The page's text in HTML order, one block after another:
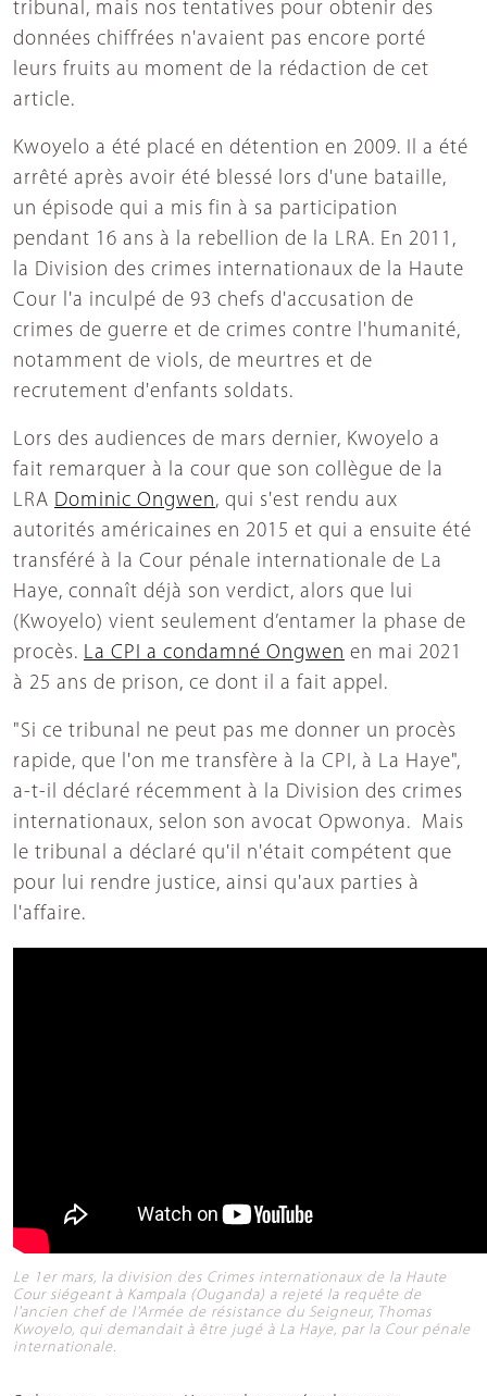
tribunal, mais nos tentatives pour obtenir des
données chiffrées n'avaient pas encore porté
leurs fruits au moment de la rédaction de cet
article.
Kwoyelo a été placé en détention en 2009. Il a été
arrêté après avoir été blessé lors d'une bataille,
un épisode qui a mis fin à sa participation
pendant 16 ans à la rebellion de la LRA. En 2011,
la Division des crimes internationaux de la Haute
Cour l'a inculpé de 93 chefs d'accusation de
crimes de guerre et de crimes contre l'humanité,
notamment de viols, de meurtres et de
recrutement d'enfants soldats.
Lors des audiences de mars dernier, Kwoyelo a
fait remarquer à la cour que son collègue de la
LRA Dominic Ongwen, qui s'est rendu aux
autorités américaines en 2015 et qui a ensuite été
transféré à la Cour pénale internationale de La
Haye, connaît déjà son verdict, alors que lui
(Kwoyelo) vient seulement d’entamer la phase de
procès. La CPI a condamné Ongwen en mai 2021
à 25 ans de prison, ce dont il a fait appel.
"Si ce tribunal ne peut pas me donner un procès
rapide, que l'on me transfère à la CPI, à La Haye",
a-t-il déclaré récemment à la Division des crimes
internationaux, selon son avocat Opwonya. Mais
le tribunal a déclaré qu'il n'était compétent que
pour lui rendre justice, ainsi qu'aux parties à
l'affaire.
Le 1er mars, la division des Crimes internationaux de la Haute
Cour siégeant à Kampala (Ouganda) a rejeté la requête de
l'ancien chef de l'Armée de résistance du Seigneur, Thomas
Kwoyelo, qui demandait à être jugé à La Haye, par la Cour pénale
internationale.